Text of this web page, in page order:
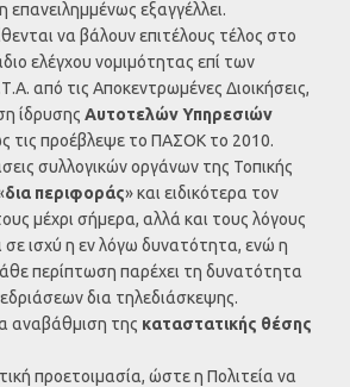
εξαγγέλλει.
να βάλουν επιτέλους τέλος στο
ελέγχου νομιμότητας επί των
από τις Αποκεντρωμένες Διοικήσεις,
ίδρυσης Αυτοτελών Υπηρεσιών
τις προέβλεψε το ΠΑΣΟΚ το 2010.
συλλογικών οργάνων της Τοπικής
δια περιφοράς» και ειδικότερα τον
μέχρι σήμερα, αλλά και τους λόγους
σε ισχύ η εν λόγω δυνατότητα, ενώ η
περίπτωση παρέχει τη δυνατότητα
δια τηλεδιάσκεψης.
αναβάθμιση της καταστατικής θέσης
προετοιμασία, ώστε η Πολιτεία να